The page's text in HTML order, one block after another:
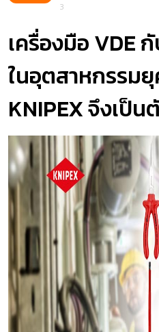
3
เครื่องมือ VDE
ในอุตสาหกรรมยุ
KNIPEX จึงเป็